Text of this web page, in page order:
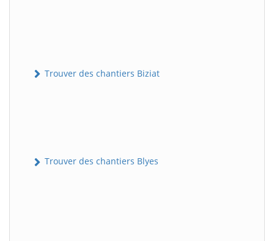
Trouver des chantiers Biziat
Trouver des chantiers Blyes